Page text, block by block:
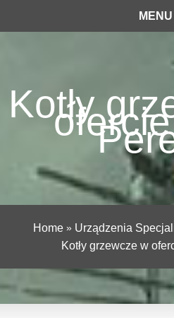
MENU
Kotły
Home » Urządzenia
Kotły grzewcze w